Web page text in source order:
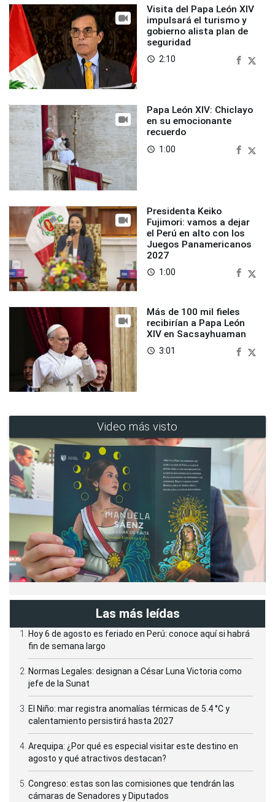
Visita del Papa León XIV
impulsará el turismo y
gobierno alista plan de
seguridad
access_time 2:10
Papa León XIV: Chiclayo
en su emocionante
recuerdo
access_time 1:00
Presidenta Keiko
Fujimori: vamos a dejar
el Perú en alto con los
Juegos Panamericanos
2027
access_time 1:00
Más de 100 mil fieles
recibirían a Papa León
XIV en Sacsayhuaman
access_time 3:01
Video más visto
Las más leídas
Hoy 6 de agosto es feriado en Perú: conoce aquí si habrá
fin de semana largo
Normas Legales: designan a César Luna Victoria como
jefe de la Sunat
El Niño: mar registra anomalías térmicas de 5.4 °C y
calentamiento persistirá hasta 2027
Arequipa: ¿Por qué es especial visitar este destino en
agosto y qué atractivos destacan?
Congreso: estas son las comisiones que tendrán las
cámaras de Senadores y Diputados